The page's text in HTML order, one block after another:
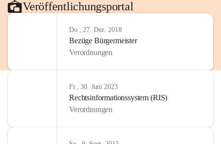
Veröffentlichungsportal
Do., 27. Dez. 2018
Bezüge Bürgermeister
Verordnungen
Fr., 30. Juni 2023
Rechtsinformationssystem (RIS)
Verordnungen